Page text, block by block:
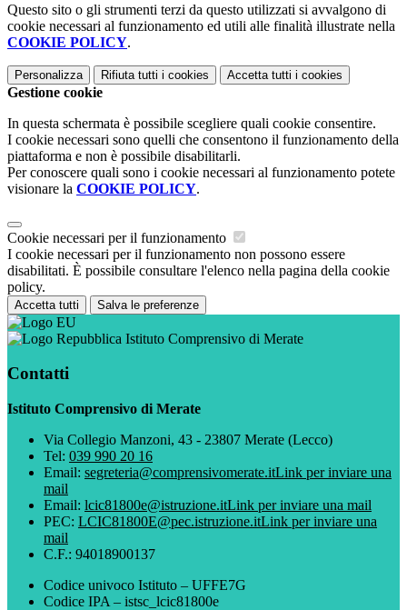
Questo sito o gli strumenti terzi da questo utilizzati si avvalgono di
cookie necessari al funzionamento ed utili alle finalità illustrate nella
COOKIE POLICY.
Personalizza Rifiuta tutti i cookies Accetta tutti i cookies
Gestione cookie
In questa schermata è possibile scegliere quali cookie consentire.
I cookie necessari sono quelli che consentono il funzionamento della
piattaforma e non è possibile disabilitarli.
Per conoscere quali sono i cookie necessari al funzionamento potete
visionare la COOKIE POLICY.
Cookie necessari per il funzionamento
I cookie necessari per il funzionamento non possono essere
disabilitati. È possibile consultare l'elenco nella pagina della cookie
policy.
Accetta tutti Salva le preferenze
Istituto Comprensivo di Merate
Contatti
Istituto Comprensivo di Merate
Via Collegio Manzoni, 43 - 23807 Merate (Lecco)
Tel: 039 990 20 16
Email: segreteria@comprensivomerate.itLink per inviare una
mail
Email: lcic81800e@istruzione.itLink per inviare una mail
PEC: LCIC81800E@pec.istruzione.itLink per inviare una
mail
C.F.: 94018900137
Codice univoco Istituto – UFFE7G
Codice IPA – istsc_lcic81800e